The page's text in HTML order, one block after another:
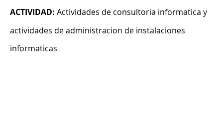
ACTIVIDAD: Actividades de consultoria informatica y
actividades de administracion de instalaciones
informaticas